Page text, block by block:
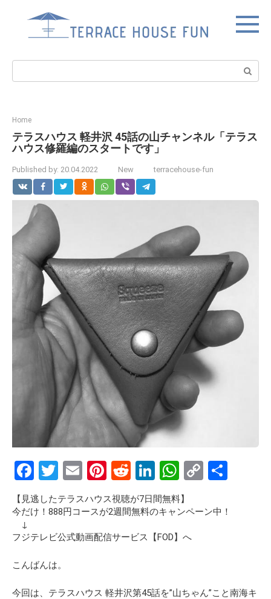
Search:
Home
テラスハウス 軽井沢 45話の山チャンネル「テラス
ハウス修羅編のスタートです」
Published by: 20.04.2022 New terracehouse-fun
F
a
ce
b
o
o
k
T
wi
tt
er
E
m
ail
Pi
nt
er
es
t
R
e
d
di
t
Li
n
ke
dI
n
W
h
at
p
C
py
【見逃したテラスハウス視聴が7日間無料】
今だけ！888円コースが2週間無料のキャンペーン中！
↓
フジテレビ公式動画配信サービス【FOD】へ
こんばんは。
今回は、テラスハウス 軽井沢第45話を”山ちゃん”こと南海キ